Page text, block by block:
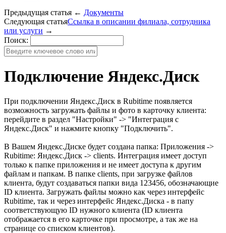
Предыдущая статья ← Документы
Следующая статьяСсылка в описании филиала, сотрудника
или услуги →
Поиск:
Подключение Яндекс.Диск
При подключении Яндекс.Диск в Rubitime появляется
возможность загружать файлы и фото в карточку клиента:
перейдите в раздел "Настройки" -> "Интеграция с
Яндекс.Диск" и нажмите кнопку "Подключить".
В Вашем Яндекс.Диске будет создана папка: Приложения ->
Rubitime: Яндекс.Диск -> clients. Интеграция имеет доступ
только к папке приложения и не имеет доступа к другим
файлам и папкам. В папке clients, при загрузке файлов
клиента, будут создаваться папки вида 123456, обозначающие
ID клиента. Загружать файлы можно как через интерфейс
Rubitime, так и через интерфейс Яндекс.Диска - в папу
соответствующую ID нужного клиента (ID клиента
отображается в его карточке при просмотре, а так же на
странице со списком клиентов).